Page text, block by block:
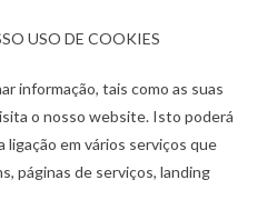
USO DE COOKIES
informação, tais como as suas
o nosso website. Isto poderá
ligação em vários serviços que
páginas de serviços, landing